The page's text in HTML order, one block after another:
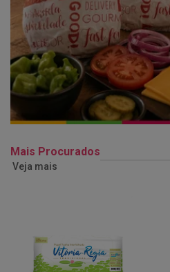
Mais Procurados
Veja mais